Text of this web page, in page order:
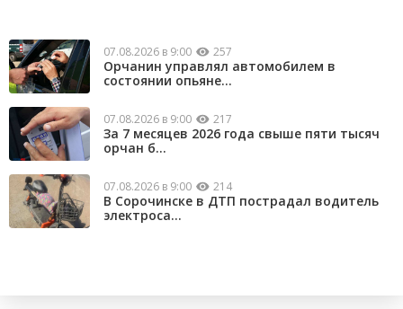
07.08.2026 в 9:00 257
Орчанин управлял автомобилем в
состоянии опьяне...
07.08.2026 в 9:00 217
За 7 месяцев 2026 года свыше пяти тысяч
орчан б...
07.08.2026 в 9:00 214
В Сорочинске в ДТП пострадал водитель
электроса...